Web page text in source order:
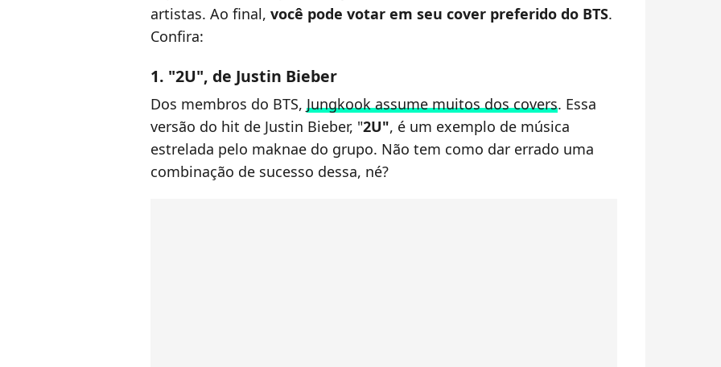
artistas. Ao final, você pode votar em seu cover preferido do BTS.
Confira:
1. "2U", de Justin Bieber
Dos membros do BTS, Jungkook assume muitos dos covers. Essa
versão do hit de Justin Bieber, "2U", é um exemplo de música
estrelada pelo maknae do grupo. Não tem como dar errado uma
combinação de sucesso dessa, né?